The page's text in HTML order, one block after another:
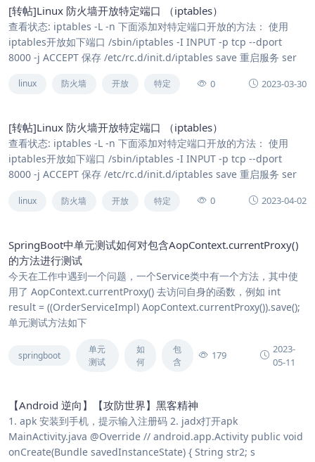
[转帖]Linux 防火墙开放特定端口 （iptables）
查看状态: iptables -L -n 下面添加对特定端口开放的方法： 使用
iptables开放如下端口 /sbin/iptables -I INPUT -p tcp --dport
8000 -j ACCEPT 保存 /etc/rc.d/init.d/iptables save 重启服务 ser
linux 防火墙 开放 特定 0 2023-03-30
[转帖]Linux 防火墙开放特定端口 （iptables）
查看状态: iptables -L -n 下面添加对特定端口开放的方法： 使用
iptables开放如下端口 /sbin/iptables -I INPUT -p tcp --dport
8000 -j ACCEPT 保存 /etc/rc.d/init.d/iptables save 重启服务 ser
linux 防火墙 开放 特定 0 2023-04-02
SpringBoot中单元测试如何对包含AopContext.currentProxy()
的方法进行测试
今天在工作中遇到一个问题，一个Service类中有一个方法，其中使
用了 AopContext.currentProxy() 去访问自身的函数，例如 int
result = ((OrderServiceImpl) AopContext.currentProxy()).save();
单元测试方法如下
springboot
单元
测试
如
何
包
含
179
2023-
05-11
【Android 逆向】【攻防世界】黑客精神
1. apk 安装到手机，提示输入注册码 2. jadx打开apk
MainActivity.java @Override // android.app.Activity public void
onCreate(Bundle savedInstanceState) { String str2; s